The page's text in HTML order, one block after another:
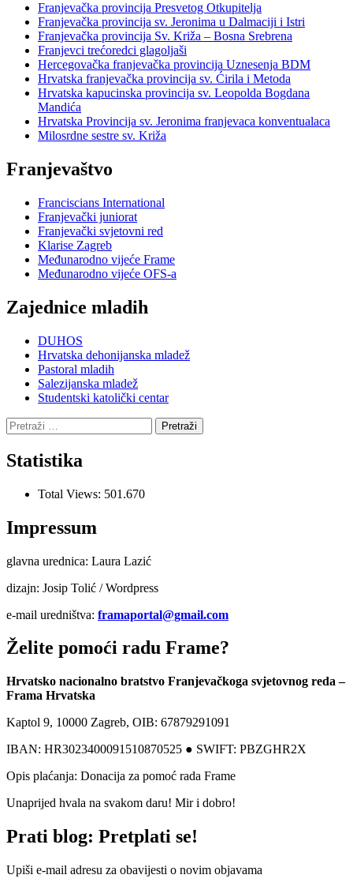
Franjevačka provincija Presvetog Otkupitelja
Franjevačka provincija sv. Jeronima u Dalmaciji i Istri
Franjevačka provincija Sv. Križa – Bosna Srebrena
Franjevci trećoredci glagoljaši
Hercegovačka franjevačka provincija Uznesenja BDM
Hrvatska franjevačka provincija sv. Ćirila i Metoda
Hrvatska kapucinska provincija sv. Leopolda Bogdana
Mandića
Hrvatska Provincija sv. Jeronima franjevaca konventualaca
Milosrdne sestre sv. Križa
Franjevaštvo
Franciscians International
Franjevački juniorat
Franjevački svjetovni red
Klarise Zagreb
Međunarodno vijeće Frame
Međunarodno vijeće OFS-a
Zajednice mladih
DUHOS
Hrvatska dehonijanska mladež
Pastoral mladih
Salezijanska mladež
Studentski katolički centar
Pretraži:
Statistika
Total Views: 501.670
Impressum
glavna urednica: Laura Lazić
dizajn: Josip Tolić / Wordpress
e-mail uredništva: framaportal@gmail.com
Želite pomoći radu Frame?
Hrvatsko nacionalno bratstvo Franjevačkoga svjetovnog reda –
Frama Hrvatska
Kaptol 9, 10000 Zagreb, OIB: 67879291091
IBAN: HR3023400091510870525 ● SWIFT: PBZGHR2X
Opis plaćanja: Donacija za pomoć rada Frame
Unaprijed hvala na svakom daru! Mir i dobro!
Prati blog: Pretplati se!
Upiši e-mail adresu za obavijesti o novim objavama